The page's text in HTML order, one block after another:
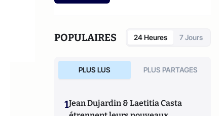
POPULAIRES 24 Heures 7 Jours
PLUS LUS PLUS PARTAGES
1Jean Dujardin & Laetitia Casta